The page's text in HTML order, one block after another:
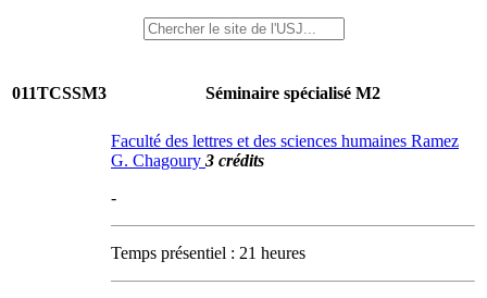
011TCSSM3 Séminaire spécialisé M2
Faculté des lettres et des sciences humaines Ramez
G. Chagoury 3 crédits
-
Temps présentiel : 21 heures